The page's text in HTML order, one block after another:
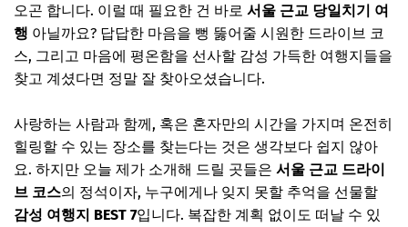
오곤 합니다. 이럴 때 필요한 건 바로 서울 근교 당일치기 여
행 아닐까요? 답답한 마음을 뻥 뚫어줄 시원한 드라이브 코
스, 그리고 마음에 평온함을 선사할 감성 가득한 여행지들을
찾고 계셨다면 정말 잘 찾아오셨습니다.
사랑하는 사람과 함께, 혹은 혼자만의 시간을 가지며 온전히
힐링할 수 있는 장소를 찾는다는 것은 생각보다 쉽지 않아
요. 하지만 오늘 제가 소개해 드릴 곳들은 서울 근교 드라이
브 코스의 정석이자, 누구에게나 잊지 못할 추억을 선물할
감성 여행지 BEST 7입니다. 복잡한 계획 없이도 떠날 수 있